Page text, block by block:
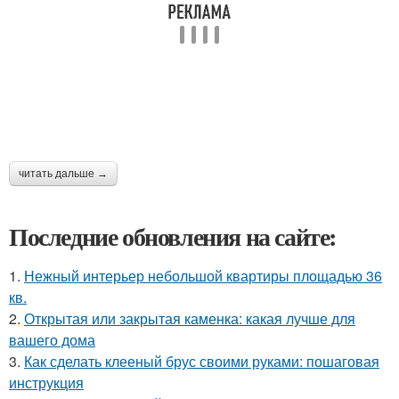
читать дальше →
Последние обновления на сайте:
1. Нежный интерьер небольшой квартиры площадью 36
кв.
2. Открытая или закрытая каменка: какая лучше для
вашего дома
3. Как сделать клееный брус своими руками: пошаговая
инструкция